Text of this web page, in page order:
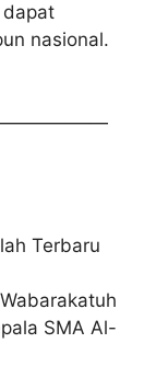
dapat
nasional.
Terbaru
SMA Al-